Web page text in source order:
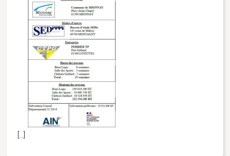
[…]